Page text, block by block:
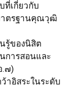
ที่เกี่ยวกับ
าตรฐานคุณวุฒิ
รู้ของนิสิต
การสอนและ
.๗)
าอิสระในระดับ